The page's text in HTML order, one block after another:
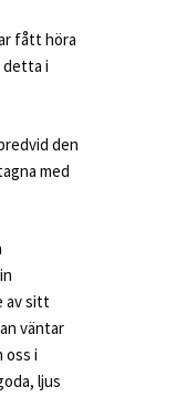
fått höra
detta i
den
med
av sitt
väntar
i
ljus